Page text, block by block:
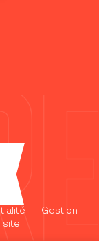
— Gestion
site